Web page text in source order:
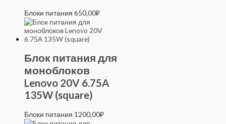
Блоки питания 650,00₽
Блок питания для
моноблоков
Lenovo 20V 6.75A
135W (square)
Блоки питания 1200,00₽